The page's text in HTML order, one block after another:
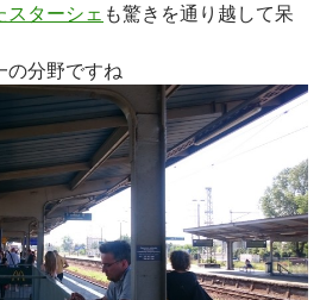
スターシェ も驚きを通り越して呆
の分野ですね